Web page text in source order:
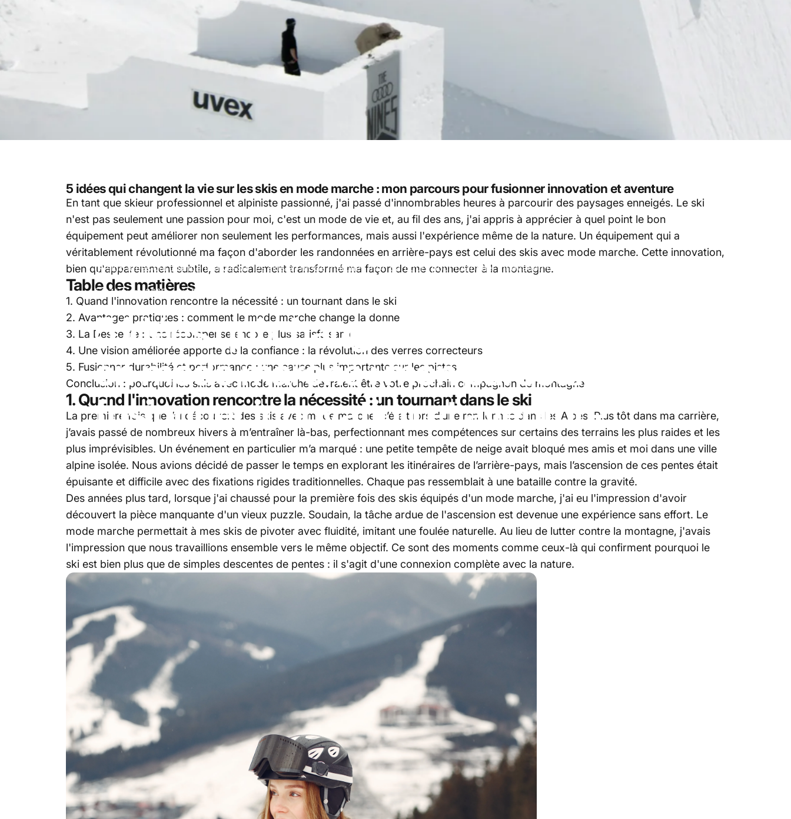
ski5 idées qui changent la vie sur les skis en mode marche : mon parcours pour fusionner innovation et aventure
07 janvier, 2025 parEthan Brown
5idéesquichangent
enmodemarche:monparcours
fusionnerinnovationetaventure
5 idées qui changent la vie sur les skis en mode marche : mon parcours pour fusionner innovation et aventure
En tant que skieur professionnel et alpiniste passionné, j'ai passé d'innombrables heures à parcourir des paysages enneigés. Le ski
n'est pas seulement une passion pour moi, c'est un mode de vie et, au fil des ans, j'ai appris à apprécier à quel point le bon
équipement peut améliorer non seulement les performances, mais aussi l'expérience même de la nature. Un équipement qui a
véritablement révolutionné ma façon d'aborder les randonnées en arrière-pays est celui des skis avec mode marche. Cette innovation,
bien qu'apparemment subtile, a radicalement transformé ma façon de me connecter à la montagne.
Table des matières
1. Quand l'innovation rencontre la nécessité : un tournant dans le ski
2. Avantages pratiques : comment le mode marche change la donne
3. La Descente : Une récompense encore plus satisfaisante
4. Une vision améliorée apporte de la confiance : la révolution des verres correcteurs
5. Fusionner durabilité et performance : une cause plus importante sur les pistes
Conclusion : pourquoi les skis avec mode marche devraient être votre prochain compagnon de montagne
1. Quand l'innovation rencontre la nécessité : un tournant dans le ski
La première fois que j’ai découvert des skis avec mode marche, c’était lors d’une randonnée dans les Alpes. Plus tôt dans ma carrière,
j’avais passé de nombreux hivers à m’entraîner là-bas, perfectionnant mes compétences sur certains des terrains les plus raides et les
plus imprévisibles. Un événement en particulier m’a marqué : une petite tempête de neige avait bloqué mes amis et moi dans une ville
alpine isolée. Nous avions décidé de passer le temps en explorant les itinéraires de l’arrière-pays, mais l’ascension de ces pentes était
épuisante et difficile avec des fixations rigides traditionnelles. Chaque pas ressemblait à une bataille contre la gravité.
Des années plus tard, lorsque j'ai chaussé pour la première fois des skis équipés d'un mode marche, j'ai eu l'impression d'avoir
découvert la pièce manquante d'un vieux puzzle. Soudain, la tâche ardue de l'ascension est devenue une expérience sans effort. Le
mode marche permettait à mes skis de pivoter avec fluidité, imitant une foulée naturelle. Au lieu de lutter contre la montagne, j'avais
l'impression que nous travaillions ensemble vers le même objectif. Ce sont des moments comme ceux-là qui confirment pourquoi le
ski est bien plus que de simples descentes de pentes : il s'agit d'une connexion complète avec la nature.